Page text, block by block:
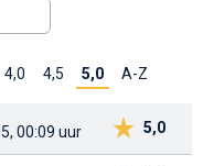
4,0 4,5 5,0 A-Z
5,0
00:09 uur